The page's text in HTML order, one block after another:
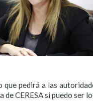
que pedirá a las
de CERESA si puedo